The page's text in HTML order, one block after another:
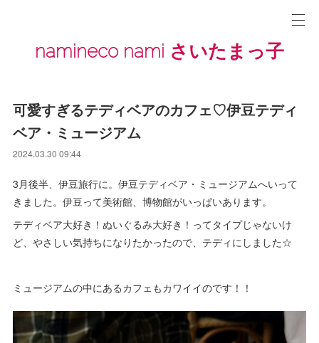
namineco nami さいたまっ子
可愛すぎるテディベアのカフェ♡伊豆テディ
ベア・ミュージアム
2024.03.30 09:44
3月後半、伊豆旅行に。伊豆テディベア・ミュージアムへいって
きました。伊豆って美術館、博物館がいっぱいあります。
テディベア大好き！ぬいぐるみ大好き！ってタイプじゃないけ
ど、やさしい気持ちになりたかったので、テディにしました☆
ミュージアムの中にあるカフェもカワイイのです！！